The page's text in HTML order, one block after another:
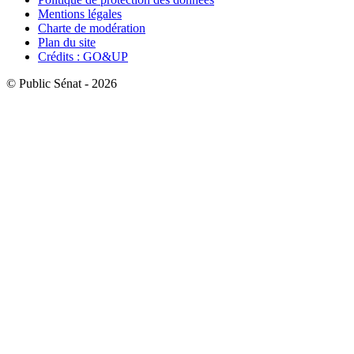
Mentions légales
Charte de modération
Plan du site
Crédits : GO&UP
© Public Sénat - 2026